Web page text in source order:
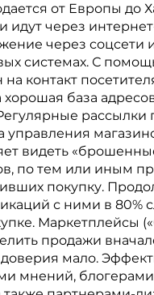
от Европы до
идут через
через соцсети
системах. С
контакт
хорошая база
рассылки
управления
видеть
по тем или иным
покупку.
с ними в 80%
Маркетплейсы
продажи
мало.
мнений,